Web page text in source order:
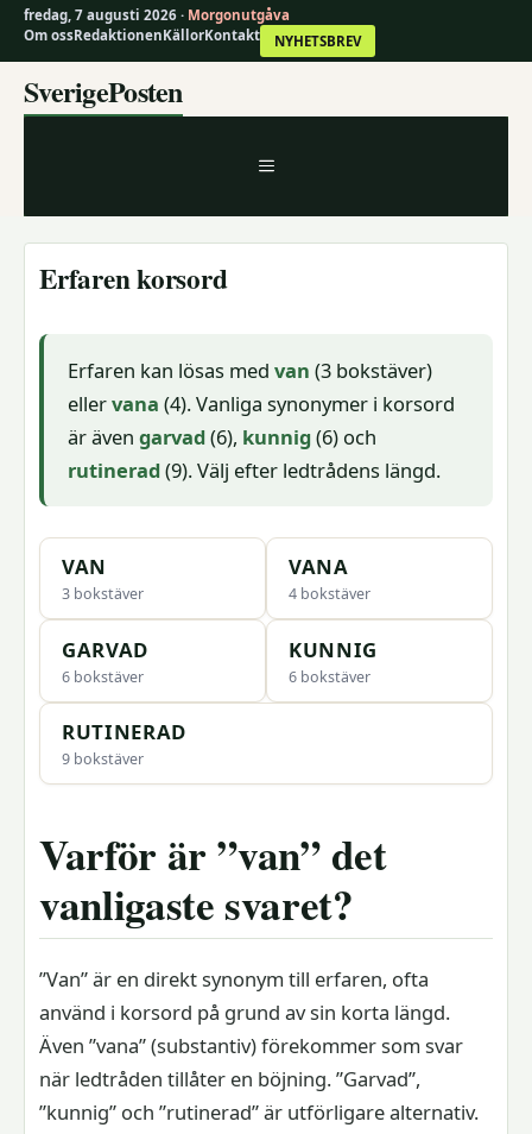
fredag, 7 augusti 2026 · Morgonutgåva
Om ossRedaktionenKällorKontakt NYHETSBREV
SverigePosten
MENY
Erfaren korsord
Erfaren kan lösas med van (3 bokstäver)
ellervana (4). Vanliga synonymer i korsord
är även garvad(6), kunnig(6) och
rutinerad(9). Välj efter ledtrådens längd.
VAN
3 bokstäver
VANA
4 bokstäver
GARVAD
6 bokstäver
KUNNIG
6 bokstäver
RUTINERAD
9 bokstäver
Varför är ”van” det
vanligaste svaret?
”Van” är en direkt synonym till erfaren, ofta
använd i korsord på grund av sin korta längd.
Även ”vana” (substantiv) förekommer som svar
när ledtråden tillåter en böjning. ”Garvad”,
”kunnig” och ”rutinerad” är utförligare alternativ.